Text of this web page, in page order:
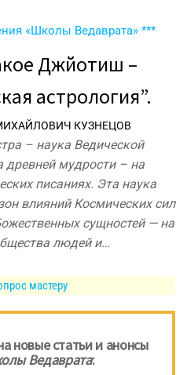
Джйотиш –
астрология”.
КУЗНЕЦОВ
– наука Ведической
древней мудрости – на
писаниях. Эта наука
влияний Космических сил
сущностей — на
людей и…
мастеру
новые статьи и анонсы
Ведаврата: